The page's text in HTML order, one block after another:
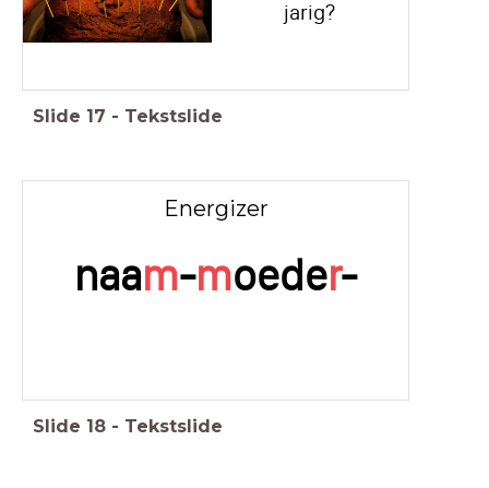
jarig?
Slide 17 - Tekstslide
Energizer
naam-moeder-
Slide 18 - Tekstslide